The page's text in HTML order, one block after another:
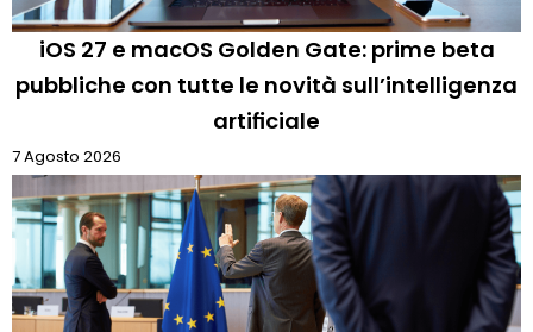
iOS 27 e macOS Golden Gate: prime beta
pubbliche con tutte le novità sull’intelligenza
artificiale
7 Agosto 2026